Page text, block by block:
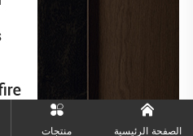
الصفحة الرئيسية منتجات